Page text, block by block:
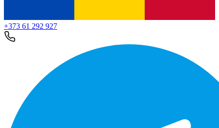
+373 61 292 927